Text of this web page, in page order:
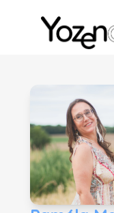
Yozenco -